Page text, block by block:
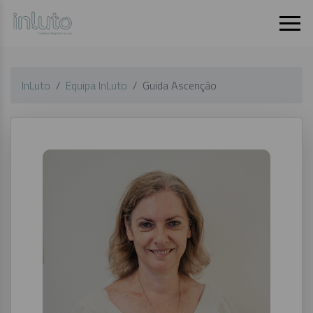
InLuto Equipa InLuto Guida Ascenção